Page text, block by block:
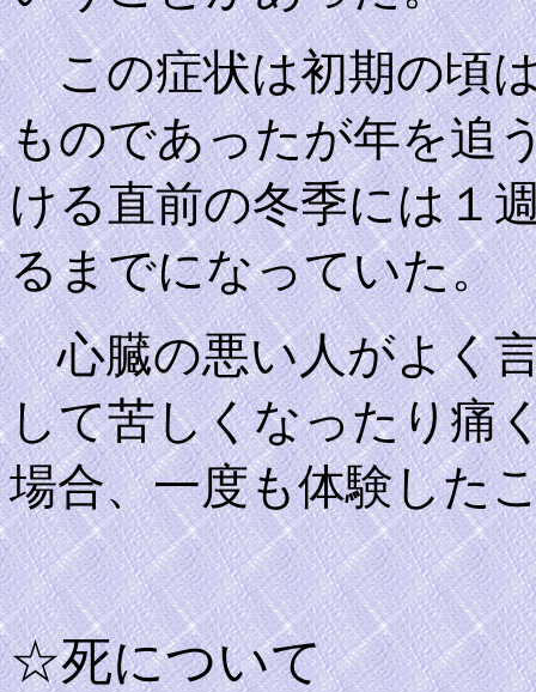
この症状は初期の頃
ものであったが年を追
ける直前の冬季には１
るまでになっていた。
心臓の悪い人がよく
して苦しくなったり痛
場合、一度も体験した
☆死について